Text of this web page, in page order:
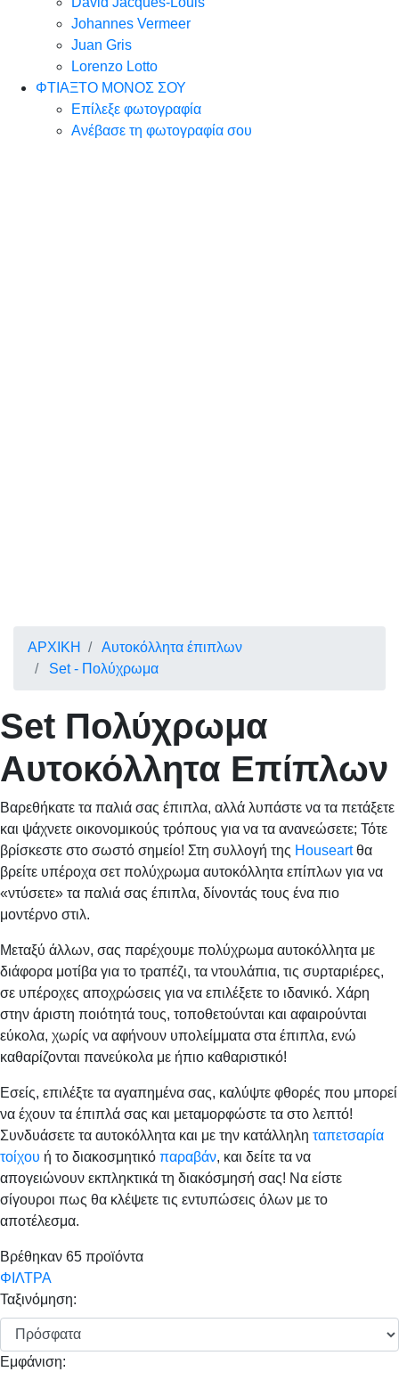
Johannes Vermeer
Juan Gris
Lorenzo Lotto
ΦΤΙΑΞΤΟ ΜΟΝΟΣ ΣΟΥ
Επίλεξε φωτογραφία
Ανέβασε τη φωτογραφία σου
ΑΡΧΙΚΗ
Αυτοκόλλητα έπιπλων
Set - Πολύχρωμα
Set Πολύχρωμα
Αυτοκόλλητα Επίπλων
Βαρεθήκατε τα παλιά σας έπιπλα, αλλά λυπάστε να τα πετάξετε
και ψάχνετε οικονομικούς τρόπους για να τα ανανεώσετε; Τότε
βρίσκεστε στο σωστό σημείο! Στη συλλογή της Houseartθα
βρείτε υπέροχα σετ πολύχρωμα αυτοκόλλητα επίπλων για να
«ντύσετε» τα παλιά σας έπιπλα, δίνοντάς τους ένα πιο
μοντέρνο στιλ.
Μεταξύ άλλων, σας παρέχουμε πολύχρωμα αυτοκόλλητα με
διάφορα μοτίβα για το τραπέζι, τα ντουλάπια, τις συρταριέρες,
σε υπέροχες αποχρώσεις για να επιλέξετε το ιδανικό. Χάρη
στην άριστη ποιότητά τους, τοποθετούνται και αφαιρούνται
εύκολα, χωρίς να αφήνουν υπολείμματα στα έπιπλα, ενώ
καθαρίζονται πανεύκολα με ήπιο καθαριστικό!
Εσείς, επιλέξτε τα αγαπημένα σας, καλύψτε φθορές που μπορεί
να έχουν τα έπιπλά σας και μεταμορφώστε τα στο λεπτό!
Συνδυάσετε τα αυτοκόλλητα και με την κατάλληλη ταπετσαρία
τοίχου ή το διακοσμητικό παραβάν, και δείτε τα να
απογειώνουν εκπληκτικά τη διακόσμησή σας! Να είστε
σίγουροι πως θα κλέψετε τις εντυπώσεις όλων με το
αποτέλεσμα.
Βρέθηκαν 65 προϊόντα
ΦΙΛΤΡΑ
Ταξινόμηση:
Εμφάνιση: